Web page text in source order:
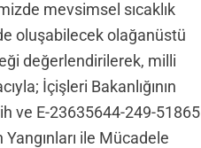
mevsimsel sıcaklık
oluşabilecek olağanüstü
değerlendirilerek, milli
İçişleri Bakanlığının
ve E-23635644-249-51865
Yangınları ile Mücadele